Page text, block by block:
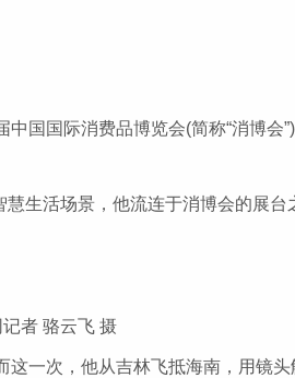
国际消费品博览会(简称“消博会
活场景，他流连于消博会的展台
者 骆云飞 摄
一次，他从吉林飞抵海南，用镜头